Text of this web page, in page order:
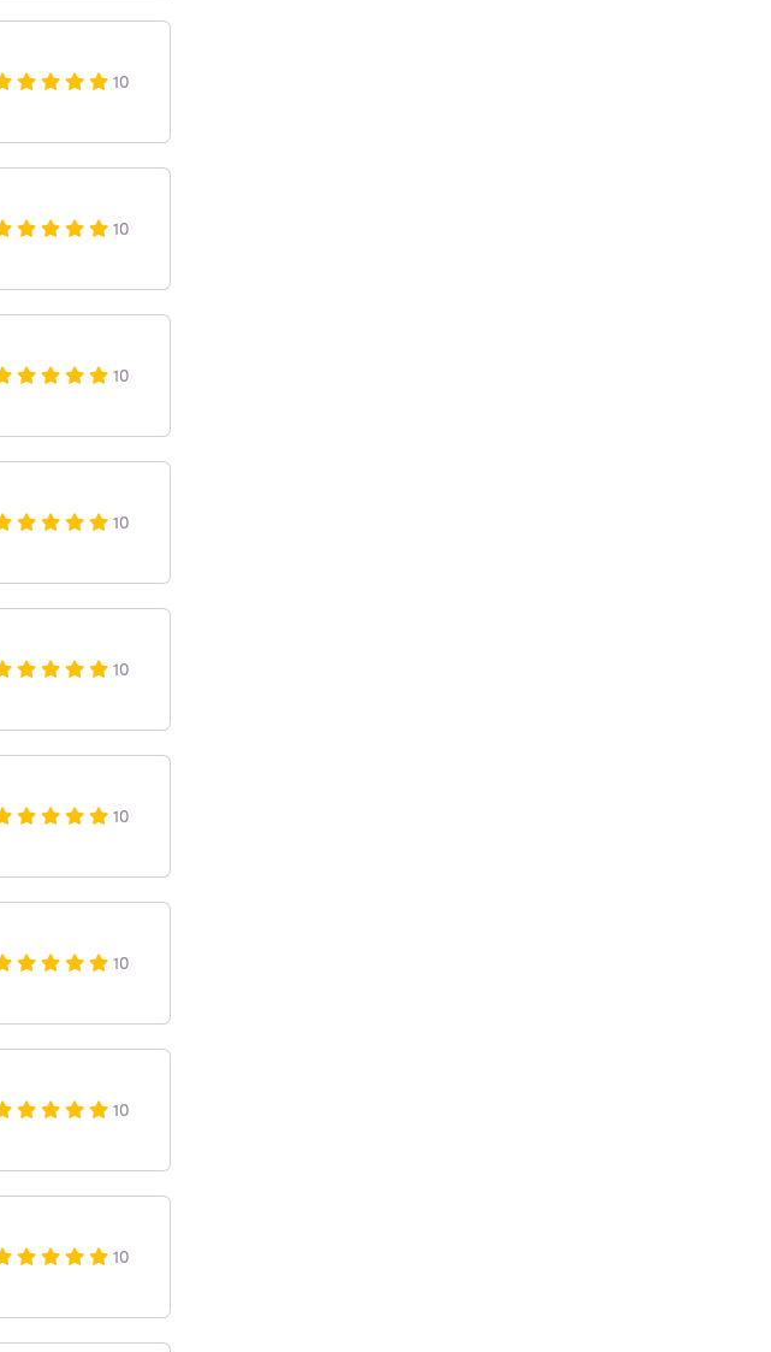
10
10
10
10
10
10
10
10
10